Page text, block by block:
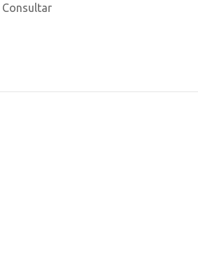
Consultar